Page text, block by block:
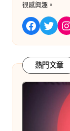
很感興趣。
Facebook 嘰嘰喳喳
熱門文章